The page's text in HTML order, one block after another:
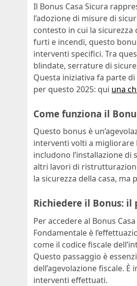
Il Bonus Casa Sicura
l’adozione di misure di
contesto in cui la
furti e incendi, questo
interventi specifici. Tra
blindate, serrature di
Questa iniziativa fa parte
per questo 2025: qui una
Come funziona il
Questo bonus è
interventi volti a migliorare
includono l’installazione
altri lavori di
la sicurezza della casa,
Richiedere il Bonus:
Per accedere al Bonus
Fondamentale è
come il codice fiscale
Questo passaggio è
dell’agevolazione fiscale.
interventi effettuati.